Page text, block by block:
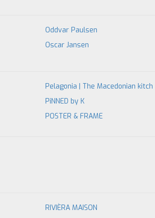
Oddvar Paulsen
Oscar Jansen
Pelagonia | The Macedonian kitch
PiNNED by K
POSTER & FRAME
RIVIÈRA MAISON